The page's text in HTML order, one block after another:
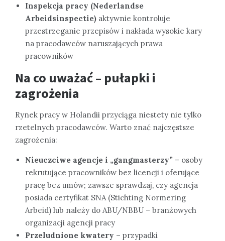
Inspekcja pracy (Nederlandse
Arbeidsinspectie) aktywnie kontroluje
przestrzeganie przepisów i nakłada wysokie kary
na pracodawców naruszających prawa
pracowników
Na co uważać – pułapki i
zagrożenia
Rynek pracy w Holandii przyciąga niestety nie tylko
rzetelnych pracodawców. Warto znać najczęstsze
zagrożenia:
Nieuczciwe agencje i „gangmasterzy” – osoby
rekrutujące pracowników bez licencji i oferujące
pracę bez umów; zawsze sprawdzaj, czy agencja
posiada certyfikat SNA (Stichting Normering
Arbeid) lub należy do ABU/NBBU – branżowych
organizacji agencji pracy
Przeludnione kwatery – przypadki